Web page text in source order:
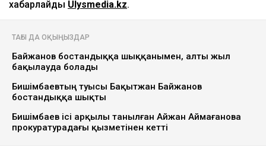
Ulysmedia коллажы
Назым Қахарман бұрынғы күйеуі Қуандық
Бишімбаевтың анасы өзіне қатысты 25 млн теңгеге
жуық сома өндіру туралы талап арыз бергенін
мәлімдеді. Оның айтуынша, бұл – сотталған экс-
берген төртінші талап арыз, деп
хабарлайдыUlysmedia.kz.